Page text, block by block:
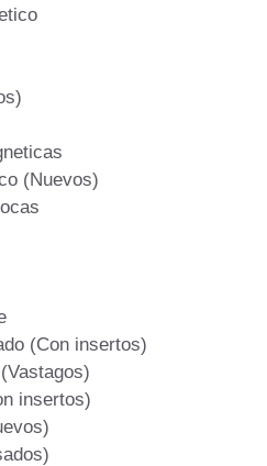
(Nuevos)
(Con insertos)
insertos)